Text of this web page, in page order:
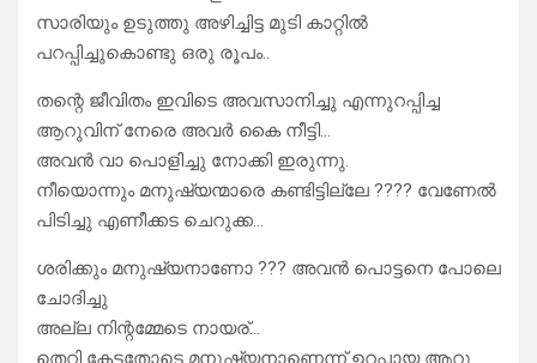
സാരിയും ഉടുത്തു അഴിച്ചിട്ട മുടി കാറ്റിൽ
പറപ്പിച്ചുകൊണ്ടു ഒരു രൂപം..
തന്റെ ജീവിതം ഇവിടെ അവസാനിച്ചു എന്നുറപ്പിച്ച
ആറുവിന് നേരെ അവർ കൈ നീട്ടി…
അവൻ വാ പൊളിച്ചു നോക്കി ഇരുന്നു.
നീയൊന്നും മനുഷ്യന്മാരെ കണ്ടിട്ടില്ലേ ???? വേണേൽ
പിടിച്ചു എണീക്കട ചെറുക്ക…
ശരിക്കും മനുഷ്യനാണോ ??? അവൻ പൊട്ടനെ പോലെ
ചോദിച്ചു
അല്ല നിന്റമ്മേടെ നായര്…